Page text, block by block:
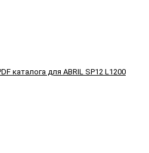
каталога для ABRIL SP12 L1200